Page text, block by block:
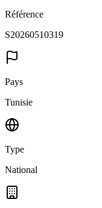
Référence
S20260510319
Pays
Tunisie
Type
National